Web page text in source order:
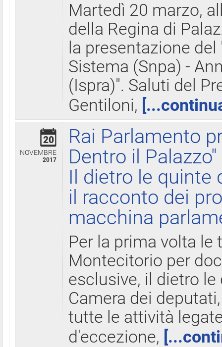
Martedì 20 marzo,
della Regina di
la presentazione
Sistema (Snpa) -
(Ispra)". Saluti del
Gentiloni,
20
NOVEMBRE
2017
Rai Parlamento
Dentro il Palazzo"
Il dietro le quinte
il racconto dei
macchina
Per la prima volta le
Montecitorio per
esclusive, il dietro
Camera dei
tutte le attività
d'eccezione,